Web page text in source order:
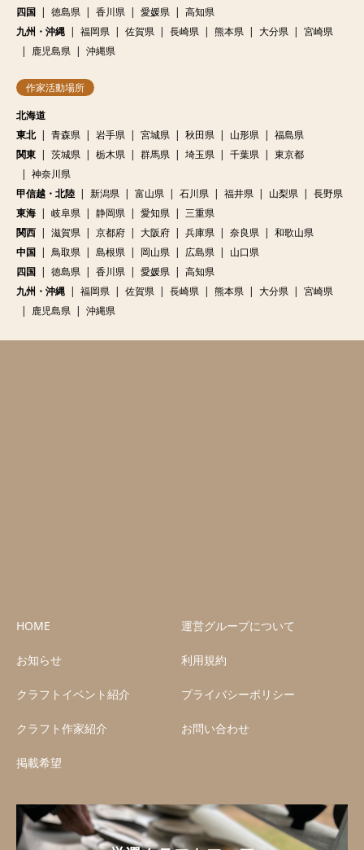
四国
徳島県 香川県 愛媛県
高知県
九州・沖縄
福岡県 佐賀県 長崎県 熊本県 大分県
宮崎県
鹿児島県
沖縄県
作家活動場所
北海道
東北
青森県 岩手県 宮城県 秋田県 山形県
福島県
関東
茨城県 栃木県 群馬県 埼玉県 千葉県
東京都
神奈川県
甲信越・北陸
新潟県 富山県 石川県 福井県 山梨県
長野県
東海
岐阜県 静岡県 愛知県
三重県
関西
滋賀県 京都府 大阪府 兵庫県 奈良県
和歌山県
中国
鳥取県 島根県 岡山県 広島県
山口県
四国
徳島県 香川県 愛媛県
高知県
九州・沖縄
福岡県 佐賀県 長崎県 熊本県 大分県
宮崎県
鹿児島県
沖縄県
HOME
お知らせ
クラフトイベント紹介
クラフト作家紹介
掲載希望
運営グループについて
利用規約
プライバシーポリシー
お問い合わせ